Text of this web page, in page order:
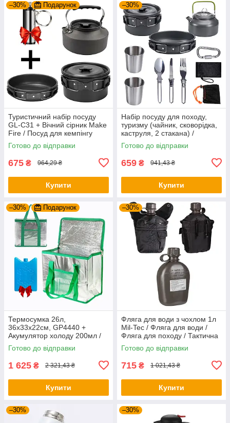
–30% Подарунок
Туристичний набір посуду
GL-C31 + Вічний сірник Make
Fire / Посуд для кемпінгу
Готово до відправки
675 ₴ 964,29 ₴
Купити
–30%
Набір посуду для походу,
туризму (чайник, сковорідка,
каструля, 2 стакана) /
Туристичний набір посуду
Готово до відправки
659 ₴ 941,43 ₴
Купити
–30% Подарунок
Термосумка 26л,
36x33x22см, GP4440 +
Акумулятор холоду 200мл /
Сумка холодильник /
Термосумка для їжі
Готово до відправки
1 625 ₴ 2 321,43 ₴
Купити
–30%
Фляга для води з чохлом 1л
Mil-Tec / Фляга для води /
Фляга для походу / Тактична
фляга
Готово до відправки
715 ₴ 1 021,43 ₴
Купити
–30% –30%